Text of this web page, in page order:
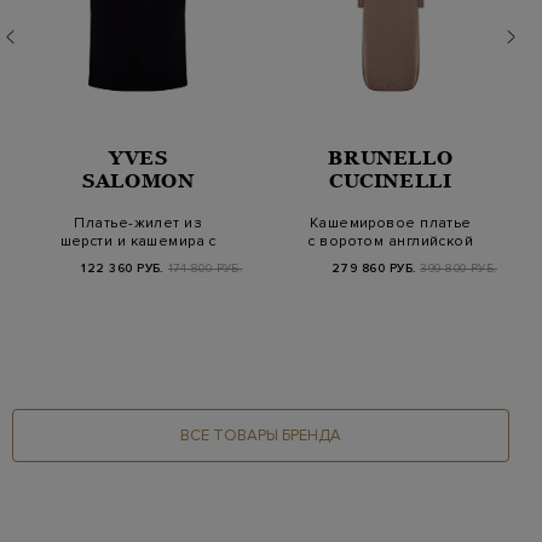
YVES
SALOMON
Платье-жилет из
шерсти и кашемира с
122 360 РУБ. 174 800 РУБ.
BRUNELLO
CUCINELLI
Кашемировое платье
с воротом английской
279 860 РУБ. 399 800 РУБ.
ВСЕ ТОВАРЫ БРЕНДА